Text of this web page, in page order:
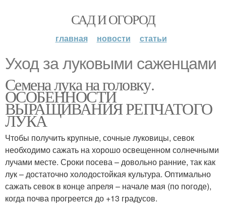
САД И ОГОРОД
главная новости статьи
Уход за луковыми саженцами
Семена лука на головку.
ОСОБЕННОСТИ
ВЫРАЩИВАНИЯ РЕПЧАТОГО
ЛУКА
Чтобы получить крупные, сочные луковицы, севок
необходимо сажать на хорошо освещенном солнечными
лучами месте. Сроки посева – довольно ранние, так как
лук – достаточно холодостойкая культура. Оптимально
сажать севок в конце апреля – начале мая (по погоде),
когда почва прогреется до +13 градусов.